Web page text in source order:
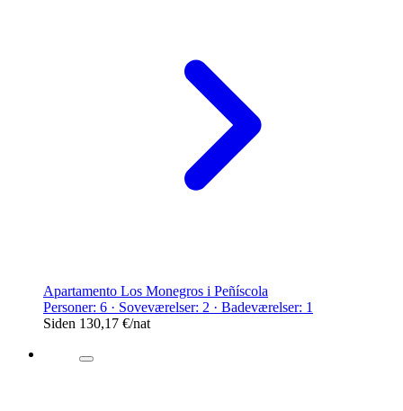
Apartamento Los Monegros i Peñíscola
Personer: 6 · Soveværelser: 2 · Badeværelser: 1
Siden 130,17 €/nat